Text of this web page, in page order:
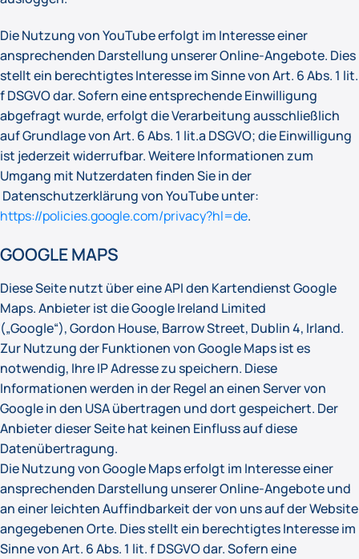
Die Nutzung von YouTube erfolgt im Interesse einer
ansprechenden Darstellung unserer Online-Angebote. Dies
stellt ein berechtigtes Interesse im Sinne von Art. 6 Abs. 1 lit.
f DSGVO dar. Sofern eine entsprechende Einwilligung
abgefragt wurde, erfolgt die Verarbeitung ausschließlich
auf Grundlage von Art. 6 Abs. 1 lit.a DSGVO; die Einwilligung
ist jederzeit widerrufbar. Weitere Informationen zum
Umgang mit Nutzerdaten finden Sie in der
Datenschutzerklärung von YouTube unter:
https://policies.google.com/privacy?hl=de.
GOOGLE MAPS
Diese Seite nutzt über eine API den Kartendienst Google
Maps. Anbieter ist die Google Ireland Limited
(„Google“), Gordon House, Barrow Street, Dublin 4, Irland.
Zur Nutzung der Funktionen von Google Maps ist es
notwendig, Ihre IP Adresse zu speichern. Diese
Informationen werden in der Regel an einen Server von
Google in den USA übertragen und dort gespeichert. Der
Anbieter dieser Seite hat keinen Einfluss auf diese
Datenübertragung.
Die Nutzung von Google Maps erfolgt im Interesse einer
ansprechenden Darstellung unserer Online-Angebote und
an einer leichten Auffindbarkeit der von uns auf der Website
angegebenen Orte. Dies stellt ein berechtigtes Interesse im
Sinne von Art. 6 Abs. 1 lit. f DSGVO dar. Sofern eine